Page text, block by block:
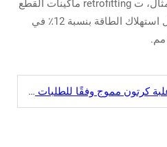
كامل للخطوط. على سبيل المثال، ت retrofitting ماكينات القطع
المزودة بمحركات مؤازرة يقلل استهلاك الطاقة بنسبة 12٪ في
مموج وفقًا للطلبات المحددة؟